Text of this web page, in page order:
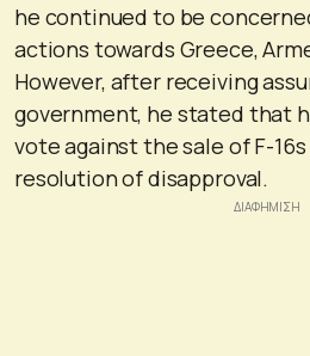
he continued to be
actions towards Greece,
However, after receiving
government, he stated that
vote against the sale of F-
resolution of disapproval.